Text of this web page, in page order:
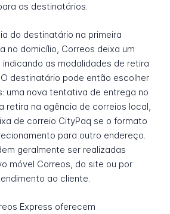
os destinatários.
do destinatário na primeira
no domicílio, Correos deixa um
as modalidades de retira
destinatário pode então escolher
uma nova tentativa de entrega no
retira na agência de correios local,
de correio CityPaq se o formato
para outro endereço.
geralmente ser realizadas
móvel Correos, do site ou por
ao cliente.
Express oferecem